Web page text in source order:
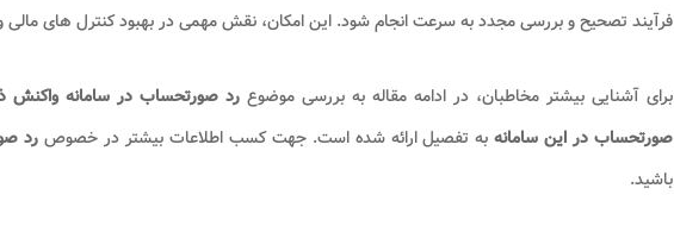
فرآیند تصحیح و بررسی مجدد به سرعت انجام شود. این امکان، نقش مهمی در بهبود کنترل های
برای آشنایی بیشتر مخاطبان، در ادامه مقاله به بررسی موضوع رد صورتحساب در سامانه واکنش
صورتحساب در این سامانهبه تفصیل ارائه شده است. جهت کسب اطلاعات بیشتر در خصوصرد
باشید.